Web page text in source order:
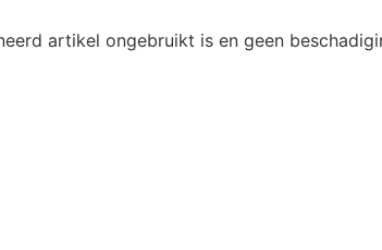
artikel ongebruikt is en geen